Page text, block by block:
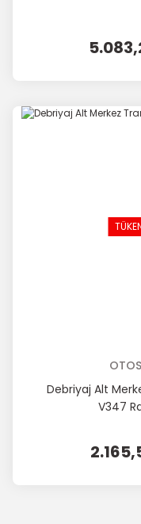
Debriyaj Alt
V347